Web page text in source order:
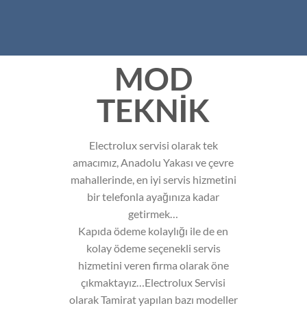
MOD
TEKNİK
Electrolux servisi olarak tek
amacımız, Anadolu Yakası ve çevre
mahallerinde, en iyi servis hizmetini
bir telefonla ayağınıza kadar
getirmek…
Kapıda ödeme kolaylığı ile de en
kolay ödeme seçenekli servis
hizmetini veren firma olarak öne
çıkmaktayız…Electrolux Servisi
olarak Tamirat yapılan bazı modeller